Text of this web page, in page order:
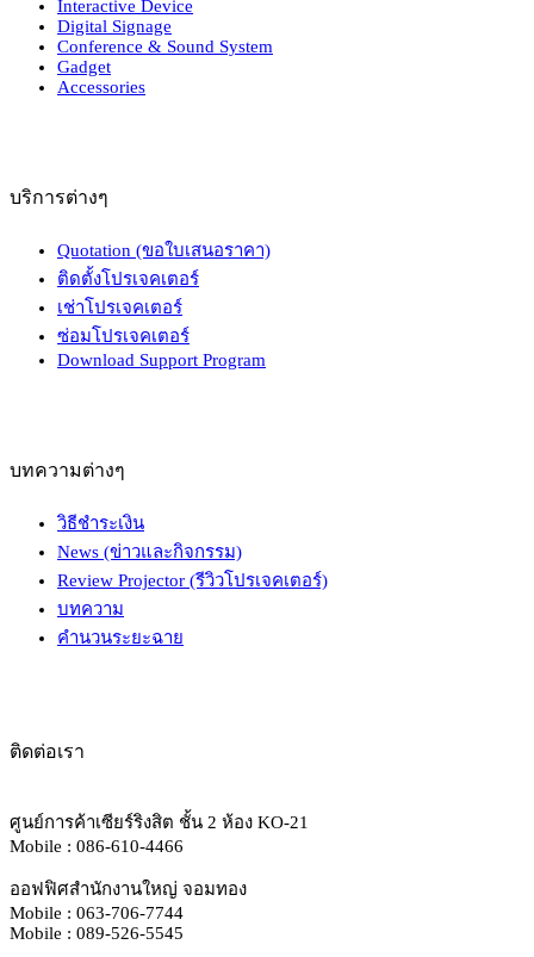
Interactive Device
Digital Signage
Conference & Sound System
Gadget
Accessories
บริการต่างๆ
Quotation (ขอใบเสนอราคา)
ติดตั้งโปรเจคเตอร์
เช่าโปรเจคเตอร์
ซ่อมโปรเจคเตอร์
Download Support Program
บทความต่างๆ
วิธีชำระเงิน
News (ข่าวและกิจกรรม)
Review Projector (รีวิวโปรเจคเตอร์)
บทความ
คำนวนระยะฉาย
ติดต่อเรา
ศูนย์การค้าเซียร์ริงสิต ชั้น 2 ห้อง KO-21
Mobile : 086-610-4466
ออฟฟิศสำนักงานใหญ่ จอมทอง
Mobile : 063-706-7744
Mobile : 089-526-5545